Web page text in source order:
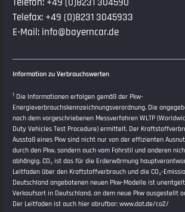
Telefon: +49 (0)8231 304590
Telefax: +49 (0)8231 3045933
E-Mail: info@bayerncar.de
Information zu Verbrauchswerten
1 Die Informationen erfolgen gemäß der Pkw-
Energieverbrauchskennzeichnungsverordnung. Die
nach dem vorgeschriebenen Messverfahren WLTP
Duty Vehicles Test Procedure) ermittelt. Der
Ausstoß eines Pkw sind nicht nur von der effizienten
durch den Pkw, sondern auch vom Fahrstil und anderen
abhängig. CO₂ ist das für die Erderwärmung
Leitfaden über den Kraftstoffverbrauch und die CO₂-
Deutschland angebotenen neuen Pkw-Modelle ist
Verkaufsort in Deutschland, an dem neue Pkw ausgestellt
Der Leitfaden ist auch hier abrufbar: www.dat.de/co2/